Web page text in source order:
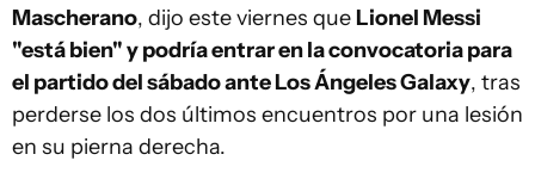
Mascherano, dijo este viernes que Lionel Messi
"está bien" y podría entrar en la convocatoria para
el partido del sábado ante Los Ángeles Galaxy, tras
perderse los dos últimos encuentros por una lesión
en su pierna derecha.